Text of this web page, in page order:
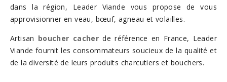
dans la région, Leader Viande vous propose de vous
approvisionner en veau, bœuf, agneau et volailles.
Artisan boucher cacher de référence en France, Leader
Viande fournit les consommateurs soucieux de la qualité et
de la diversité de leurs produits charcutiers et bouchers.